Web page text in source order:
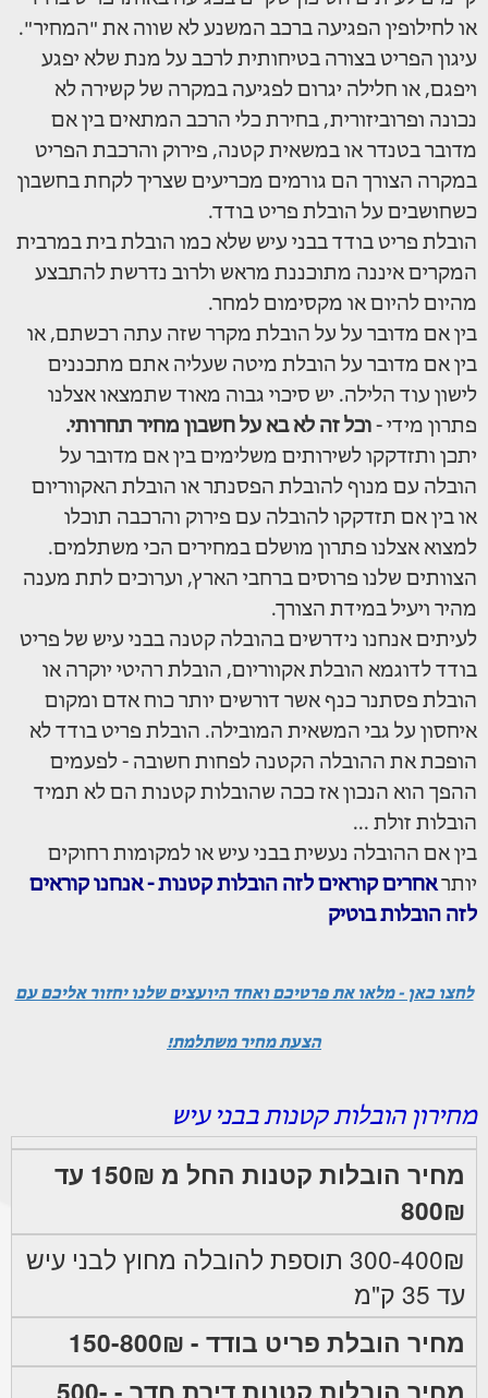
או לחילופין הפגיעה ברכב המשנע לא שווה את "המחיר".
עיגון הפריט בצורה בטיחותית לרכב על מנת שלא יפגע
ויפגם, או חלילה יגרום לפגיעה במקרה של קשירה לא
נכונה ופרוביזורית, בחירת כלי הרכב המתאים בין אם
מדובר בטנדר או במשאית קטנה, פירוק והרכבת הפריט
במקרה הצורך הם גורמים מכריעים שצריך לקחת בחשבון
כשחושבים על הובלת פריט בודד.
הובלת פריט בודד בבני עיש שלא כמו הובלת בית במרבית
המקרים איננה מתוכננת מראש ולרוב נדרשת להתבצע
מהיום להיום או מקסימום למחר.
בין אם מדובר על על הובלת מקרר שזה עתה רכשתם, או
בין אם מדובר על הובלת מיטה שעליה אתם מתכננים
לישון עוד הלילה. יש סיכוי גבוה מאוד שתמצאו אצלנו
פתרון מידי - וכל זה לא בא על חשבון מחיר תחרותי.
יתכן ותזדקקו לשירותים משלימים בין אם מדובר על
הובלה עם מנוף להובלת הפסנתר או הובלת האקווריום
או בין אם תזדקקו להובלה עם פירוק והרכבה תוכלו
למצוא אצלנו פתרון מושלם במחירים הכי משתלמים.
הצוותים שלנו פרוסים ברחבי הארץ, וערוכים לתת מענה
מהיר ויעיל במידת הצורך.
לעיתים אנחנו נידרשים בהובלה קטנה בבני עיש של פריט
בודד לדוגמא הובלת אקווריום, הובלת רהיטי יוקרה או
הובלת פסתנר כנף אשר דורשים יותר כוח אדם ומקום
איחסון על גבי המשאית המובילה. הובלת פריט בודד לא
הופכת את ההובלה הקטנה לפחות חשובה - לפעמים
ההפך הוא הנכון אז ככה שהובלות קטנות הם לא תמיד
הובלות זולת ...
בין אם ההובלה נעשית בבני עיש או למקומות רחוקים
יותראחרים קוראים לזה הובלות קטנות - אנחנו קוראים
לזה הובלות בוטיק
לחצו כאן - מלאו את פרטיכם ואחד היועצים שלנו יחזור אליכם עם
הצעת מחיר משתלמת!
מחירון הובלות קטנות בבני עיש
מחיר הובלות קטנות החל מ 150₪ עד
800₪
300-400₪ תוספת להובלה מחוץ לבני עיש
עד 35 ק"מ
מחיר הובלת פריט בודד - 150-800₪
מחיר הובלות קטנות דירת חדר - 500-